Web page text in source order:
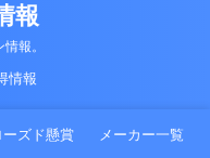
報
報。
情報
ーズド懸賞 メーカー一覧